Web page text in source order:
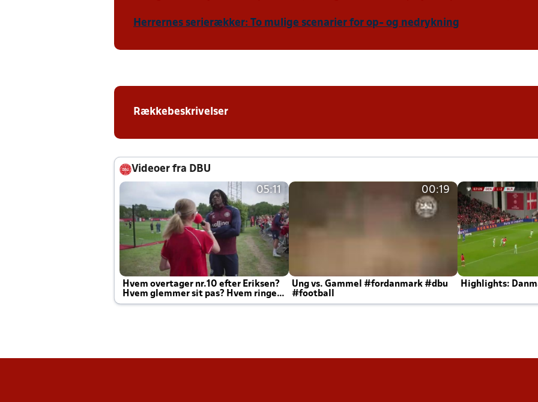
Herrernes serierækker: To mulige scenarier for op- og nedrykning
Rækkebeskrivelser
Videoer fra DBU
05:11
Hvem overtager nr.10 efter Eriksen?
Hvem glemmer sit pas? Hvem ringer
Joachim altid til efter kampe?
00:19
Ung vs. Gammel #fordanmark #dbu
#football
Highlights: